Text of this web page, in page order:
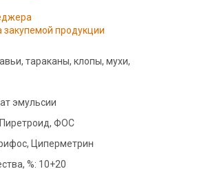
закупемой продукции
тараканы, клопы, мухи,
эмульсии
Пиретроид, ФОС
Циперметрин
%: 10+20